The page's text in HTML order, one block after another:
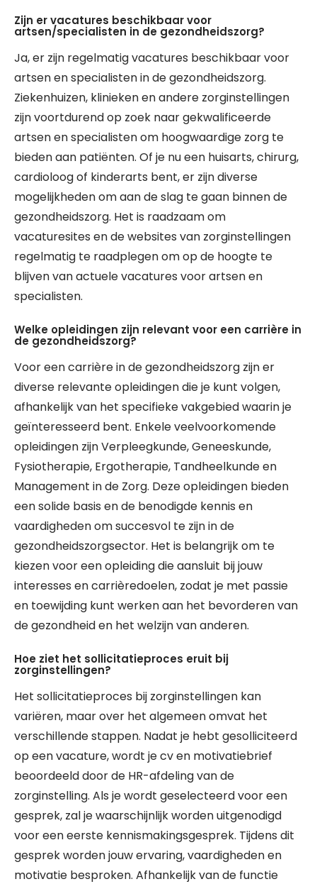
Zijn er vacatures beschikbaar voor
artsen/specialisten in de gezondheidszorg?
Ja, er zijn regelmatig vacatures beschikbaar voor
artsen en specialisten in de gezondheidszorg.
Ziekenhuizen, klinieken en andere zorginstellingen
zijn voortdurend op zoek naar gekwalificeerde
artsen en specialisten om hoogwaardige zorg te
bieden aan patiënten. Of je nu een huisarts, chirurg,
cardioloog of kinderarts bent, er zijn diverse
mogelijkheden om aan de slag te gaan binnen de
gezondheidszorg. Het is raadzaam om
vacaturesites en de websites van zorginstellingen
regelmatig te raadplegen om op de hoogte te
blijven van actuele vacatures voor artsen en
specialisten.
Welke opleidingen zijn relevant voor een carrière in
de gezondheidszorg?
Voor een carrière in de gezondheidszorg zijn er
diverse relevante opleidingen die je kunt volgen,
afhankelijk van het specifieke vakgebied waarin je
geïnteresseerd bent. Enkele veelvoorkomende
opleidingen zijn Verpleegkunde, Geneeskunde,
Fysiotherapie, Ergotherapie, Tandheelkunde en
Management in de Zorg. Deze opleidingen bieden
een solide basis en de benodigde kennis en
vaardigheden om succesvol te zijn in de
gezondheidszorgsector. Het is belangrijk om te
kiezen voor een opleiding die aansluit bij jouw
interesses en carrièredoelen, zodat je met passie
en toewijding kunt werken aan het bevorderen van
de gezondheid en het welzijn van anderen.
Hoe ziet het sollicitatieproces eruit bij
zorginstellingen?
Het sollicitatieproces bij zorginstellingen kan
variëren, maar over het algemeen omvat het
verschillende stappen. Nadat je hebt gesolliciteerd
op een vacature, wordt je cv en motivatiebrief
beoordeeld door de HR-afdeling van de
zorginstelling. Als je wordt geselecteerd voor een
gesprek, zal je waarschijnlijk worden uitgenodigd
voor een eerste kennismakingsgesprek. Tijdens dit
gesprek worden jouw ervaring, vaardigheden en
motivatie besproken. Afhankelijk van de functie